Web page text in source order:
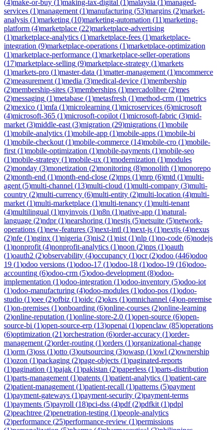
(4)make-or-buy (1)making-tax-digital (1)malaysia (1)managed-
services (1)management (1)manufacturing (53)margins (2)market-
analysis (1)marketing (10)marketing-automation (11)marketing-
platform (4)marketplace (22)marketplace-advertising
(1)marketplace-analytics (1)marketplace-fees (1)marketplace-
integration (9)marketplace-operations (1)marketplace-optimization
(1)marketplace-performance (1)marketplace-seller-operations
(17)marketplace-selling (9)marketplace-strategy (1)markets
(1)markets-pro (1)master-data (1)matter-management (1)mcommerce
(2)measurement (1)media (3)medical-device (1)membership
(2)membership-sites (3)memberships (1)mercadolibre (2)mes
(2)messaging (1)metabase (1)metasfresh (1)method-crm (1)metrics
(2)mexico (1)mfa (1)microlearning (1)microservices (6)microsoft
(4)microsoft-365 (1)microsoft-copilot (1)microsoft-fabric (3)mid-
market (3)middle-east (3)migration (29)migrations (1)mobile
(1)mobile-analytics (1)mobile-app (1)mobile-apps (1)mobile-bi
(1)mobile-checkout (1)mobile-commerce (14)mobile-cro (1)mobile-
first (1)mobile-optimization (1)mobile-payments (1)mobile-seo
(1)mobile-strategy (1)mobile-ux (1)modernization (1)modules
(2)monday (3)monetization (2)monitoring (8)monolith (1)monorepo
(2)month-end (1)month-end-close (2)mps (1)mrp (6)mtd (1)multi-
agent (5)multi-channel (13)multi-cloud (1)multi-company (3)multi-
country (2)multi-currency (6)multi-entity (2)multi-location (4)multi-
market (1)multi-marketplace (1)multi-tenancy (1)multi-tenant
(4)multilingual (1)myinvois (1)n8n (1)native-app (1)natural-
language (2)ndpr(1)nearshoring (1)nestjs (5)netsuite (5)network-
operations (1)new-features (3)next-intl (1)next-js (1)nextjs (4)nexus
(2)nfe (1)nginx (1)nigeria (3)nis2 (1)nist (1)nlp (1)no-code (6)nodejs
(1)nonprofit (4)nonprofit-analytics (1)noon (2)nps (1)oauth
(1)oauth2 (2)observability (4)occupancy (1)ocr(2)odoo (446)odoo
19 (1)odoo versions (1)odoo-17 (1)odoo-18 (1)odoo-19 (16)odoo-
accounting (6)odoo-crm (5)odoo-development (8)odoo-
implementation (1)odoo-integration (1)odoo-inventory (5)odoo-iot
(1)odoo-manufacturing (4)odoo-modules (1)odoo-pos (1)odoo-
studio (1)oee (2)ofbiz (1)oidc (2)okrs (1)omnichannel (4)on-premise
(1)on-premises (1)onboarding (6)online-courses (2)online-learning
(2)online-reputation (1)online-store-2.0 (1)open-source (6)open-
source-bi (1)open-source-erp (13)openai (1)openclaw (85)operations
(6)optimization (21)orchestration (6)order-accuracy (1)order-
management (2)order-routing (1)orders (1)organizational-change
(1)orm (3)oss (1)otto (3)outsourcing (3)owasp (1)owl (2)ownership
(1)ozon (1)packaging (2)page-objects (1)paginated-reports
(1)pagination (1)pajak (1)pakistan (2)paperless (1)parts-distribution
(1)parts-management (1)patents (1)patient-analytics (1)patient-care
(2)patient-management (1)patient-recall (1)patterns (5)payment
(1)payment-gateways (1)payment-security (2)payment-terms
(1)payments (5)payroll (18)pci-dss (4)pdf(2)pdfkit (1)pdpl
(2)peachtree (2)penetration-testing (1)people-analytics
(2)performance (25)performance-review (1)permissions